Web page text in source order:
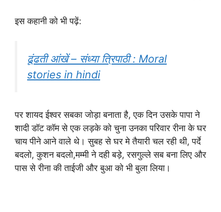
इस कहानी को भी पढ़ें:
ढूंढती आंखें – संध्या त्रिपाठी : Moral
stories in hindi
पर शायद ईश्वर सबका जोड़ा बनाता है, एक दिन उसके पापा ने
शादी डॉट कॉम से एक लड़के को चुना उनका परिवार रीना के घर
चाय पीने आने वाले थे। सुबह से घर मे तैयारी चल रही थी, पर्दे
बदलो, कुशन बदलो,मम्मी ने दही बड़े, रसगुल्ले सब बना लिए और
पास से रीना की ताईजी और बुआ को भी बुला लिया।